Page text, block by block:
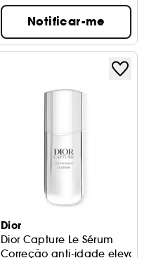
Notificar-me
Dior
Dior Capture Le Sérum
Correção anti-idade